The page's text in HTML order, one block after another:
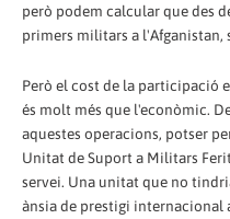
però podem calcular que des
primers militars a l'Afganistan,
Però el cost de la participació
és molt més que l'econòmic.
aquestes operacions, potser
Unitat de Suport a Militars
servei. Una unitat que no
ànsia de prestigi internacional